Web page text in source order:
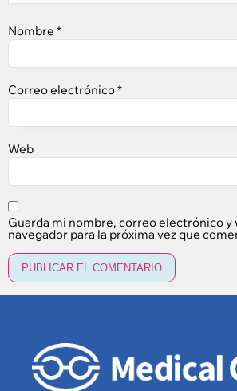
Nombre *
Correo electrónico*
Web
Guarda mi nombre, correo electrónico y
navegador para la próxima vez que